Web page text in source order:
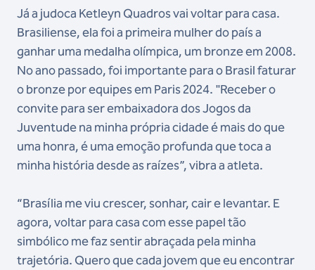
Já a judoca Ketleyn Quadros vai voltar para casa.
Brasiliense, ela foi a primeira mulher do país a
ganhar uma medalha olímpica, um bronze em 2008.
No ano passado, foi importante para o Brasil faturar
o bronze por equipes em Paris 2024. "Receber o
convite para ser embaixadora dos Jogos da
Juventude na minha própria cidade é mais do que
uma honra, é uma emoção profunda que toca a
minha história desde as raízes”, vibra a atleta.
“Brasília me viu crescer, sonhar, cair e levantar. E
agora, voltar para casa com esse papel tão
simbólico me faz sentir abraçada pela minha
trajetória. Quero que cada jovem que eu encontrar